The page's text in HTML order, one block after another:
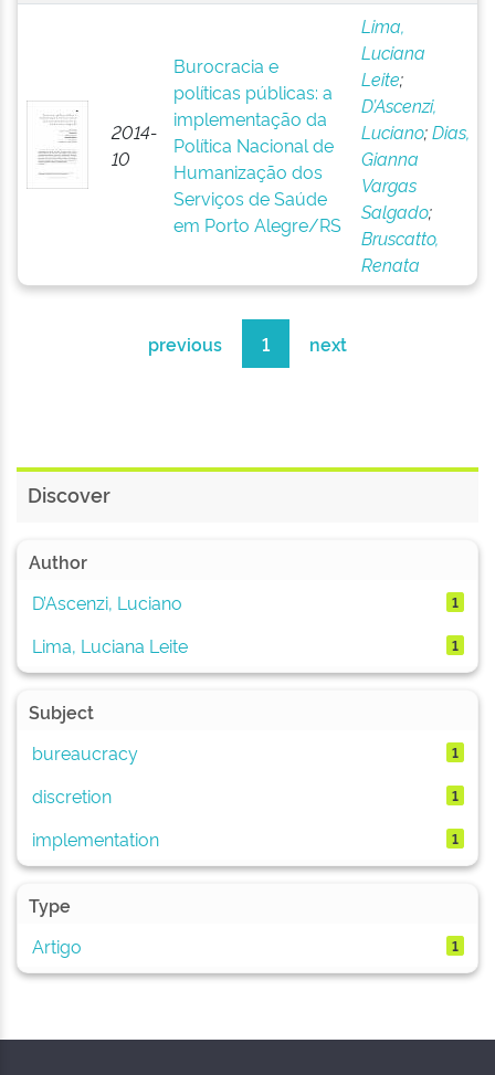
2014-
10
Burocracia e
políticas públicas: a
implementação da
Política Nacional de
Humanização dos
Serviços de Saúde
em Porto Alegre/RS
Lima,
Luciana
Leite;
D’Ascenzi,
Luciano;Dias,
Gianna
Vargas
Salgado;
Bruscatto,
Renata
previous 1 next
Discover
Author
D’Ascenzi, Luciano
1
Lima, Luciana Leite 1
Subject
bureaucracy
1
discretion 1
implementation 1
Type
Artigo
1